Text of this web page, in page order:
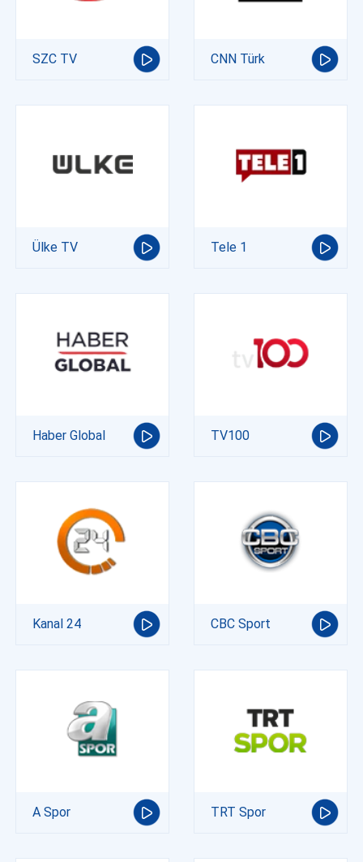
SZC TV CNN Türk
Ülke TV Tele 1
Haber Global TV100
Kanal 24 CBC Sport
A Spor TRT Spor